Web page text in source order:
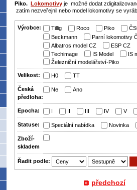
Piko. Lokomotivy je možné dodat
zatím nezveřejnil nebo model lokomotivy se
Výrobce: Tillig Roco Piko
Beckmann
Parní lokomotivy
Albatros model CZ
ESP CZ
Techimage
IS Model IS
Železniční modelářství-Piko
Velikost: H0 TT
Česká
předloha:
Ne Ano
Epocha: IV V
Statuse: Speciální nabídka Novinka
Zboží­
skladem
Řadit podle:
předchozí